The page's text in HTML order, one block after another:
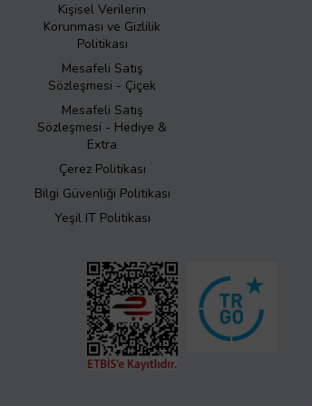
Kişisel Verilerin
Korunması ve Gizlilik
Politikası
Mesafeli Satış
Sözleşmesi - Çiçek
Mesafeli Satış
Sözleşmesi - Hediye &
Extra
Çerez Politikası
Bilgi Güvenliği Politikası
Yeşil IT Politikası